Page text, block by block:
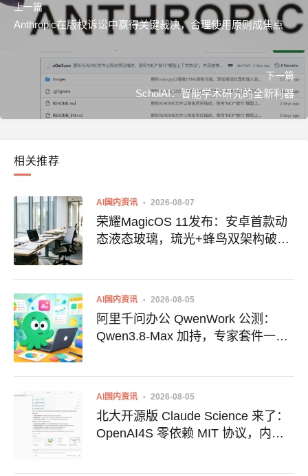
上一篇
Anthropic在版权诉讼中赢得关键裁决，合理使用原则成焦点
下一篇
ScholAI：智能学术研究的全新利器
相关推荐
AI国内资讯 2026-08-07
荣耀MagicOS 11发布：安卓首款动
态液态玻璃，琉光+蜂鸟双架构破解
AI国内资讯 2026-08-05
阿里千问办公 QwenWork 公测：
Qwen3.8-Max 加持，专家套件一口
AI国内资讯 2026-08-05
北大开源版 Claude Science 来了：
OpenAI4S 零依赖 MIT 协议，内置